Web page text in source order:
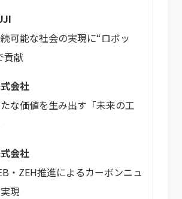
可能な社会の実現に“ロボッ
貢献
会社
な価値を生み出す「未来の工
会社
・ZEH推進によるカーボンニュ
現